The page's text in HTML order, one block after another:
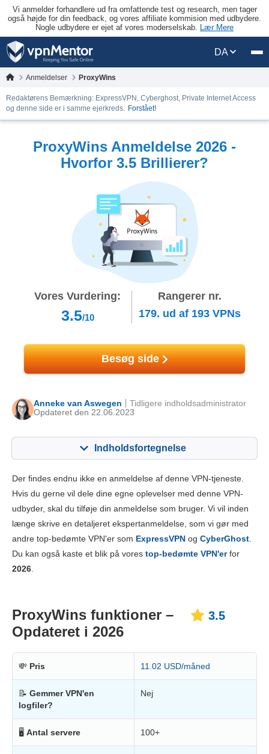
Vi anmelder forhandlere ud fra omfattende test og research, men tager
også højde for din feedback, og vores affiliate kommision med udbydere.
Nogle udbydere er ejet af vores moderselskab. Lær Mere
DA
Anmeldelser ProxyWins
Redaktørens Bemærkning: ExpressVPN, Cyberghost, Private Internet Access
og denne side er i samme ejerkreds. Forstået!
ProxyWins Anmeldelse 2026 -
Hvorfor 3.5 Brillierer?
Vores Vurdering:
3.5/10
Rangerer nr.
179. ud af 193VPNs
Besøg side
Anneke van Aswegen
Opdateret den 22.06.2023
Tidligere indholdsadministrator
Indholdsfortegnelse
Nøglefunktioner 3.5
Installation og apps 5.3
Pålidelighed og support 3.3
Der findes endnu ikke en anmeldelse af denne VPN-tjeneste.
Hvis du gerne vil dele dine egne oplevelser med denne VPN-
udbyder, skal du tilføje din anmeldelse som bruger. Vi vil inden
længe skrive en detaljeret ekspertanmeldelse, som vi gør med
andre top-bedømte VPN'er som ExpressVPN og CyberGhost
Du kan også kaste et blik på vores top-bedømte VPN'erfor
2026
ProxyWins funktioner –
Opdateret i 2026
3.5
💸 Pris 11.02 USD/måned
📝 Gemmer VPN'en
logfiler?
Nej
🖥 Antal servere 100+